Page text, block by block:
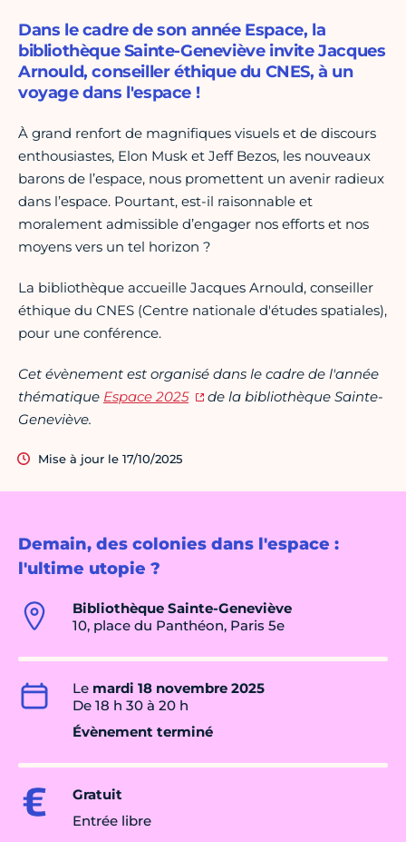
Demain, des colonies dans l'espace :
l'ultime utopie ?
Bibliothèque Sainte-Geneviève
10, place du Panthéon, Paris 5e
Le mardi 18 novembre 2025
De 18 h 30 à 20 h
Évènement terminé
Gratuit
Entrée libre
Dans le cadre de son année Espace, la
bibliothèque Sainte-Geneviève invite Jacques
Arnould, conseiller éthique du CNES, à un
voyage dans l'espace !
À grand renfort de magnifiques visuels et de discours
enthousiastes, Elon Musk et Jeff Bezos, les nouveaux
barons de l’espace, nous promettent un avenir radieux
dans l’espace. Pourtant, est-il raisonnable et
moralement admissible d’engager nos efforts et nos
moyens vers un tel horizon ?
La bibliothèque accueille Jacques Arnould, conseiller
éthique du CNES (Centre nationale d'études spatiales),
pour une conférence.
Cet évènement est organisé dans le cadre de l'année
thématique Espace 2025
de la bibliothèque Sainte-
Geneviève.
Mise à jour le 17/10/2025